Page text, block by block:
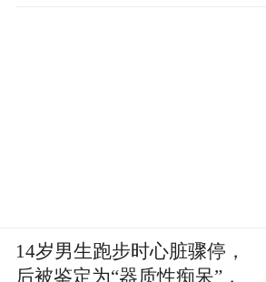
14岁男生跑步时心脏骤停，
后被鉴定为“器质性痴呆”，